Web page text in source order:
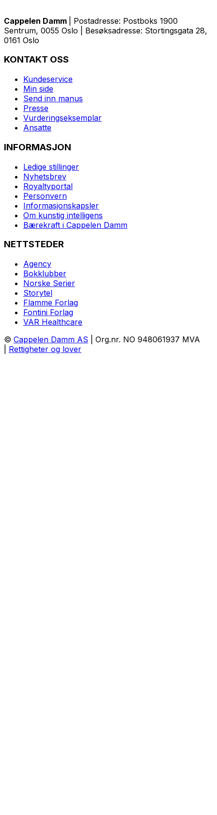
Cappelen Damm
| Postadresse: Postboks 1900
Sentrum, 0055 Oslo | Besøksadresse: Stortingsgata 28,
0161 Oslo
KONTAKT OSS
Kundeservice
Min side
Send inn manus
Presse
Vurderingseksemplar
Ansatte
INFORMASJON
Ledige stillinger
Nyhetsbrev
Royaltyportal
Personvern
Informasjonskapsler
Om kunstig intelligens
Bærekraft i Cappelen Damm
NETTSTEDER
Agency
Bokklubber
Norske Serier
Storytel
Flamme Forlag
Fontini Forlag
VAR Healthcare
© Cappelen Damm AS | Org.nr. NO 948061937 MVA
Rettigheter og lover